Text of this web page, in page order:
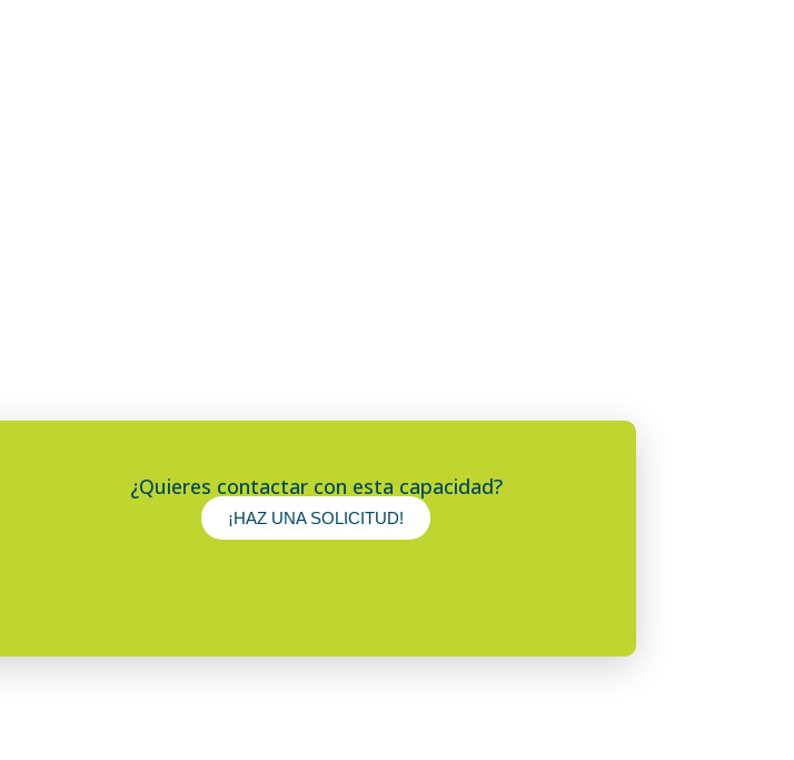
¿Quieres contactar con esta capacidad?
¡HAZ UNA SOLICITUD!